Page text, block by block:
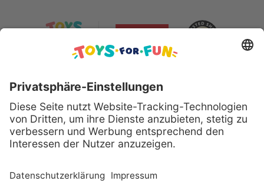
Sicher bezahlen mit:
Alle genannten Produkte und Logos sind eingetragene